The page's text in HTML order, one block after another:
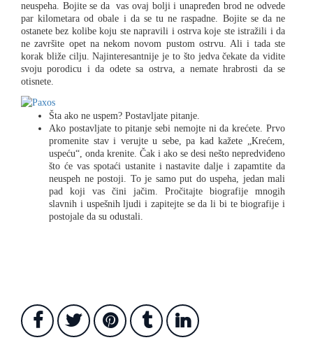
neuspeha. Bojite se da vas ovaj bolji i unapređen brod ne odvede
par kilometara od obale i da se tu ne raspadne. Bojite se da ne
ostanete bez kolibe koju ste napravili i ostrva koje ste istražili i da
ne završite opet na nekom novom pustom ostrvu. Ali i tada ste
korak bliže cilju. Najinteresantnije je to što jedva čekate da vidite
svoju porodicu i da odete sa ostrva, a nemate hrabrosti da se
otisnete.
Šta ako ne uspem? Postavljate pitanje.
Ako postavljate to pitanje sebi nemojte ni da krećete. Prvo
promenite stav i verujte u sebe, pa kad kažete „Krećem,
uspeću“, onda krenite. Čak i ako se desi nešto nepredviđeno
što će vas spotaći ustanite i nastavite dalje i zapamtite da
neuspeh ne postoji. To je samo put do uspeha, jedan mali
pad koji vas čini jačim. Pročitajte biografije mnogih
slavnih i uspešnih ljudi i zapitejte se da li bi te biografije i
postojale da su odustali.